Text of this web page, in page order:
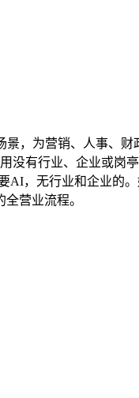
景，为营销、人事、
有行业、企业或岗
AI，无行业和企业的
营业流程。